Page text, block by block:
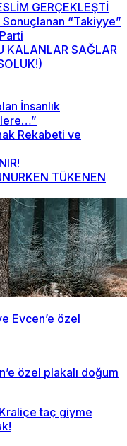
GERÇEKLEŞTİ
Sonuçlanan “Takiyye”
KALANLAR SAĞLAR
İnsanlık
Rekabeti ve
TÜKENEN
özel plakalı doğum